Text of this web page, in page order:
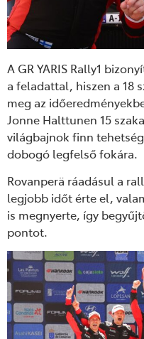
A GR YARIS Rally1
a feladattal, hiszen a 18
meg az
Jonne Halttunen 15
világbajnok finn
dobogó legfelső fokára.
Rovanperä ráadásul a
legjobb időt érte el,
is megnyerte, így
pontot.